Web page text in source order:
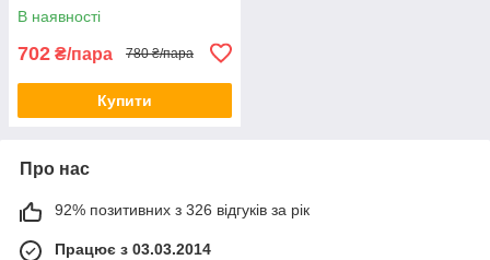
В наявності
702 ₴/пара 780 ₴/пара
Купити
Про нас
92% позитивних з 326 відгуків за рік
Працює з 03.03.2014